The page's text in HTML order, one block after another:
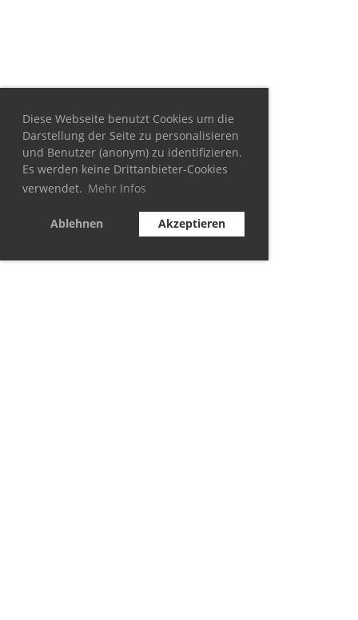
Diese Webseite benutzt Cookies um die
Darstellung der Seite zu personalisieren
und Benutzer (anonym) zu identifizieren.
Es werden keine Drittanbieter-Cookies
verwendet. Mehr Infos
Ablehnen Akzeptieren